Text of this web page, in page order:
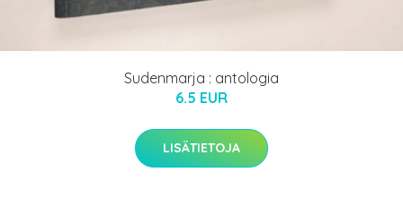
Sudenmarja : antologia
6.5 EUR
LISÄTIETOJA